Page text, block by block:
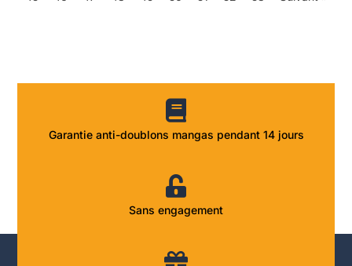
Garantie anti-doublons mangas pendant 14 jours
Sans engagement